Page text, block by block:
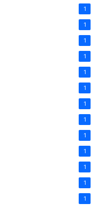
1
1
1
1
1
1
1
1
1
1
1
1
1